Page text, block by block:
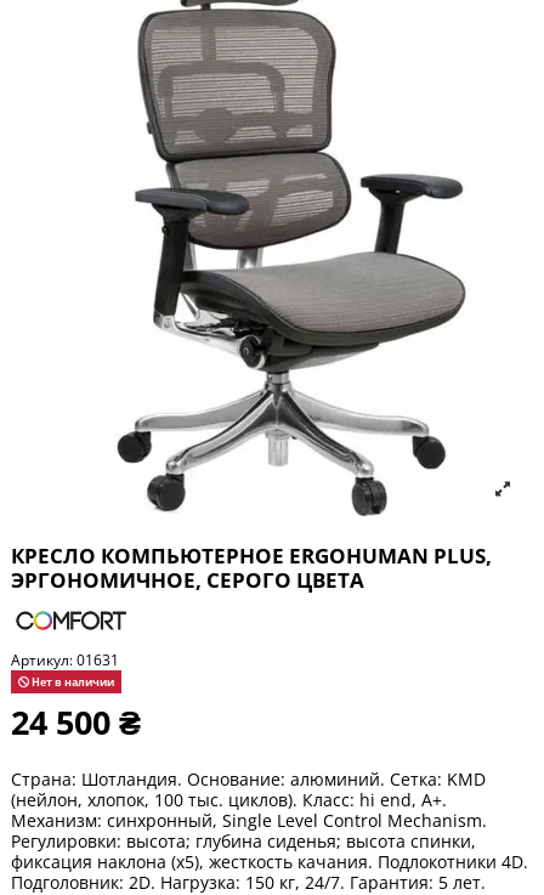
КРЕСЛО КОМПЬЮТЕРНОЕ ERGOHUMAN PLUS,
ЭРГОНОМИЧНОЕ, СЕРОГО ЦВЕТА
Артикул:01631
Нет в наличии
24 500 ₴
Страна: Шотландия. Основание: алюминий. Сетка: KMD
(нейлон, хлопок, 100 тыс. циклов). Класс: hi end, А+.
Механизм: синхронный, Single Level Control Mechanism.
Регулировки: высота; глубина сиденья; высота спинки,
фиксация наклона (х5), жесткость качания. Подлокотники 4D.
Подголовник: 2D. Нагрузка: 150 кг, 24/7. Гарантия: 5 лет.